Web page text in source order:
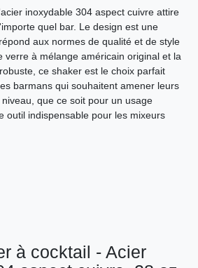
inoxydable 304 aspect cuivre attire
quel bar. Le design est une
aux normes de qualité et de style
verre à mélange américain original et la
ce shaker est le choix parfait
barmans qui souhaitent amener leurs
que ce soit pour un usage
outil indispensable pour les mixeurs
à cocktail - Acier